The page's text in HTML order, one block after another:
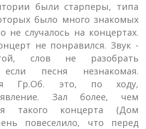
были старперы, типа
было много знакомых
не случалось на концертах.
не понравился. Звук -
слов не разобрать
песня незнакомая.
Гр.Об. это, по ходу,
Зал более, чем
такого концерта (Дом
повеселило, что перед